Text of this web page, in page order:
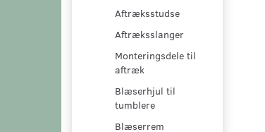
Aftræksstudse
Aftræksslanger
Monteringsdele til
aftræk
Blæserhjul til
tumblere
Blæserrem